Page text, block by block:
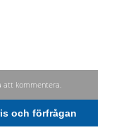
att kommentera.
och förfrågan